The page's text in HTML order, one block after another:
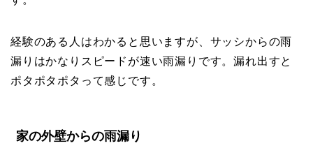
経験のある人はわかると思いますが、サッシからの雨
漏りはかなりスピードが速い雨漏りです。漏れ出すと
ポタポタポタって感じです。
家の外壁からの雨漏り